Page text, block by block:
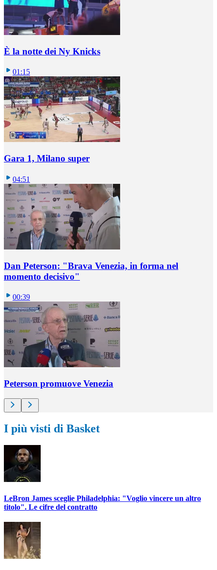
È la notte dei Ny Knicks
01:15
Gara 1, Milano super
04:51
Dan Peterson: "Brava Venezia, in forma nel
momento decisivo"
00:39
Peterson promuove Venezia
I più visti di Basket
LeBron James sceglie Philadelphia: "Voglio vincere un altro
titolo". Le cifre del contratto